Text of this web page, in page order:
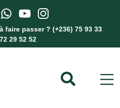
faire passer ? (+236) 75 93 33
29 52 52